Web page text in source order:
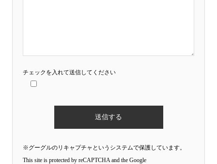
チェックを入れて送信してください
※グーグルのリキャプチャというシステムで保護しています。
This site is protected by reCAPTCHA and the Google